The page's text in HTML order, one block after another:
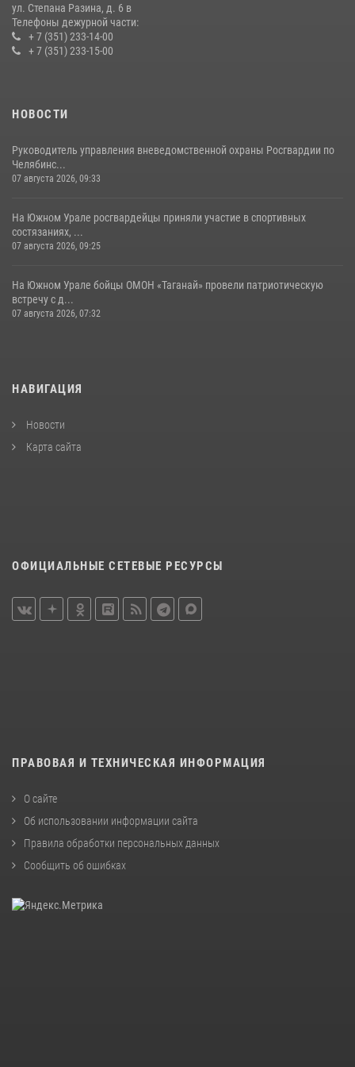
ул. Степана Разина, д. 6 в
Телефоны дежурной части:
+ 7 (351) 233-14-00
+ 7 (351) 233-15-00
НОВОСТИ
Руководитель управления вневедомственной охраны Росгвардии по
Челябинс...
07 августа 2026, 09:33
На Южном Урале росгвардейцы приняли участие в спортивных
состязаниях, ...
07 августа 2026, 09:25
На Южном Урале бойцы ОМОН «Таганай» провели патриотическую
встречу с д...
07 августа 2026, 07:32
НАВИГАЦИЯ
Новости
Карта сайта
ОФИЦИАЛЬНЫЕ СЕТЕВЫЕ РЕСУРСЫ
ПРАВОВАЯ И ТЕХНИЧЕСКАЯ ИНФОРМАЦИЯ
О сайте
Об использовании информации сайта
Правила обработки персональных данных
Сообщить об ошибках